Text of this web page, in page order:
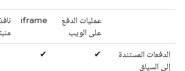
عمليات الدفع
على الويب
iframe
الدفعات المستندة
إلى السياق
✔
✔